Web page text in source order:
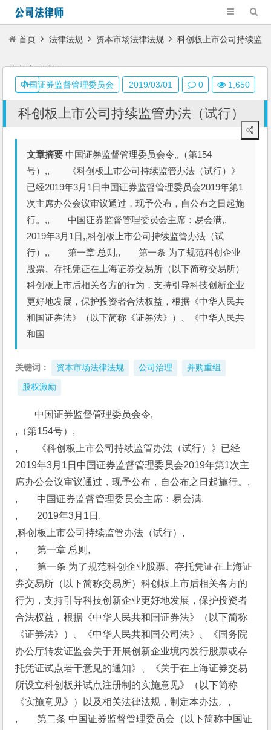
首页 法律法规 资本市场法律法规 科创板上市公司持续监
管办法（试行）
科创板上市公司持续监管办法（试行）
文章摘要 中国证券监督管理委员会令,,（第154
号）,, 《科创板上市公司持续监管办法（试行）》
已经2019年3月1日中国证券监督管理委员会2019年第1
次主席办公会议审议通过，现予公布，自公布之日起施
行。,, 中国证券监督管理委员会主席：易会满,,
2019年3月1日,,科创板上市公司持续监管办法（试
行）,, 第一章 总则,, 第一条 为了规范科创企业
股票、存托凭证在上海证券交易所（以下简称交易所）
科创板上市后相关各方的行为，支持引导科技创新企业
更好地发展，保护投资者合法权益，根据《中华人民共
和国证券法》（以下简称《证券法》）、《中华人民共
和国
关键词： 资本市场法律法规 公司治理 并购重组
股权激励
中国证券监督管理委员会令,
,（第154号）,
,　　《科创板上市公司持续监管办法（试行）》已经
2019年3月1日中国证券监督管理委员会2019年第1次主
席办公会议审议通过，现予公布，自公布之日起施行。,
,　　中国证券监督管理委员会主席：易会满,
,　　2019年3月1日,
,科创板上市公司持续监管办法（试行）,
,　　第一章 总则,
,　　第一条 为了规范科创企业股票、存托凭证在上海证
券交易所（以下简称交易所）科创板上市后相关各方的
行为，支持引导科技创新企业更好地发展，保护投资者
合法权益，根据《中华人民共和国证券法》（以下简称
《证券法》）、《中华人民共和国公司法》、《国务院
办公厅转发证监会关于开展创新企业境内发行股票或存
托凭证试点若干意见的通知》、《关于在上海证券交易
所设立科创板并试点注册制的实施意见》（以下简称
《实施意见》）以及相关法律法规，制定本办法。,
,　　第二条 中国证券监督管理委员会（以下简称中国证
中国证券监督管理委员会 2019/03/01 0 1,650
A+